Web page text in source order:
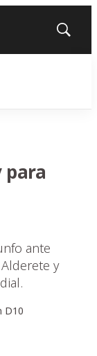
Mostrar
para
ante
y
D10